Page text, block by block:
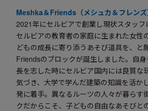
Meshka＆Friends（メシュカ＆フレン
2021年にセルビアで創業し現状スタッフ
セルビアの教育者の家庭に生まれた女性
どもの成長に寄り添うあそび道具を、と
Friendsのブロックが誕生しました。自
長を志した時にセルビア国内には良質な
気づき、大学で学んだ建築の知識を活か
発に着手。異なるルーツの人々が暮らす
クだからこそ、子どもの自由なあそびと